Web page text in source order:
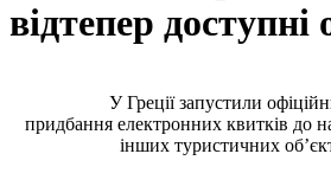
відтепер доступні
У Греції запустили
придбання електронних квитків до
інших туристичних